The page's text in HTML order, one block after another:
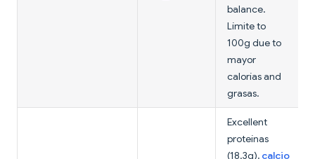
balance.
Límite to
100g due to
mayor
calorías and
grasas.
Excellent
proteínas
(18.3g), calcio